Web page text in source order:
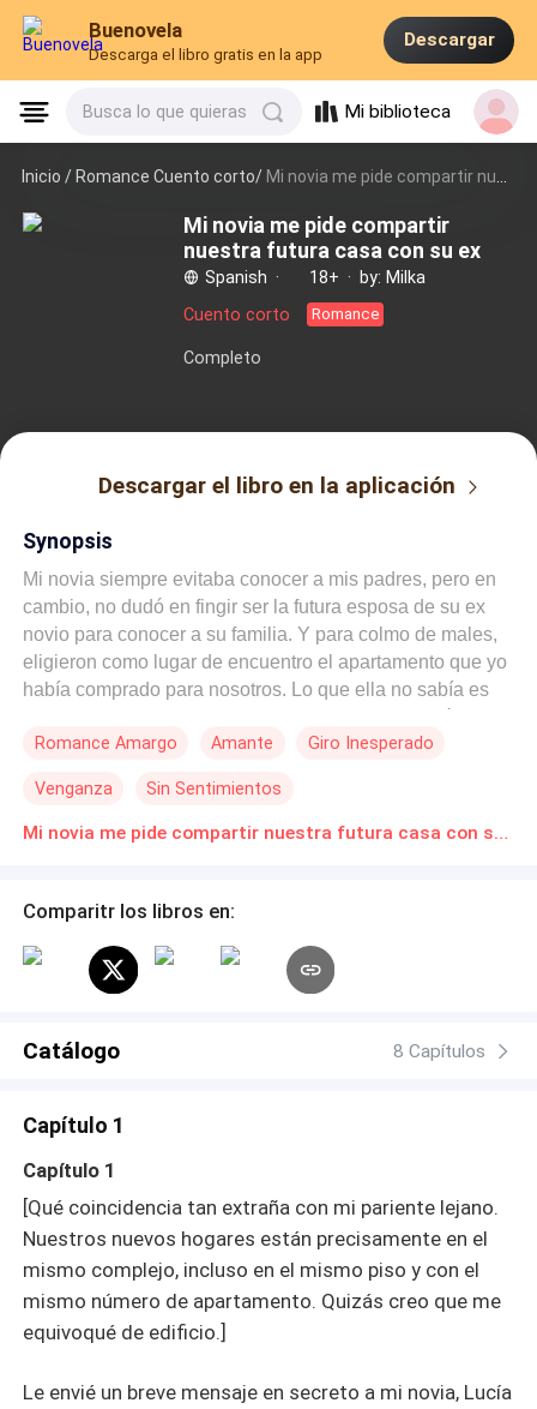
Buenovela
Descarga el libro gratis en la app
Descargar
Busca lo que quieras Mi biblioteca
Inicio /Romance Cuento corto/ Mi novia me pide compartir nuestra futura casa con su ex
Mi novia me pide compartir
nuestra futura casa con su ex
Spanish · 18+ ·
by: Milka
Cuento corto
Romance
Completo
Descargar el libro en la aplicación
Synopsis
Mi novia siempre evitaba conocer a mis padres, pero en
cambio, no dudó en fingir ser la futura esposa de su ex
novio para conocer a su familia. Y para colmo de males,
eligieron como lugar de encuentro el apartamento que yo
había comprado para nosotros. Lo que ella no sabía es
conocerme y abrazó de manera cariñosa a su ex: —Esta
Todos los familiares elogiaban lo enamorada que parecía
la pareja. Temiendo que yo la desenmascarara, mi novia
familiar que tiene para casarse. Si te atreves a causar
mi más sincera felicitación: —Ya que mi primo y yo
tenemos gustos tan parecidos en casas y mujeres,
seguro, sé que le gustarán. Se los regalo. Mi novia
Romance Amargo Amante Giro Inesperado
Venganza Sin Sentimientos
Mi novia me pide compartir nuestra futura casa con su ex Novelas Online Descarga gratuita de PDF
Comparitr los libros en:
Catálogo 8 Capítulos
Capítulo 1
Capítulo 1
[Qué coincidencia tan extraña con mi pariente lejano.
Nuestros nuevos hogares están precisamente en el
mismo complejo, incluso en el mismo piso y con el
mismo número de apartamento. Quizás creo que me
equivoqué de edificio.]
Le envié un breve mensaje en secreto a mi novia, Lucía